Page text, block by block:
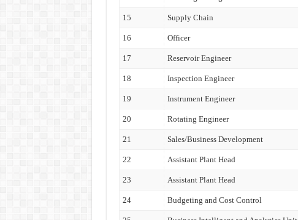
15 Supply Chain
16 Officer
17 Reservoir Engineer
18 Inspection Engineer
19 Instrument Engineer
20 Rotating Engineer
21 Sales/Business Development
22 Assistant Plant Head
23 Assistant Plant Head
24 Budgeting and Cost Control